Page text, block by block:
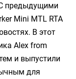
С предыдущими
Mini MTL RTA
В этот
Alex from
и выпустили
для